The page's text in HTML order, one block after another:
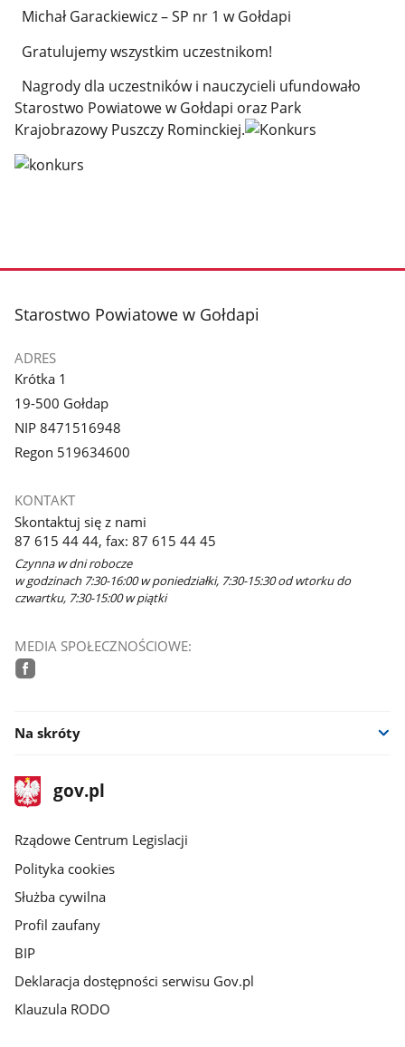
Michał Garackiewicz – SP nr 1 w Gołdapi
Gratulujemy wszystkim uczestnikom!
Nagrody dla uczestników i nauczycieli ufundowało
Starostwo Powiatowe w Gołdapi oraz Park
Krajobrazowy Puszczy Rominckiej.
stopka
Starostwo Powiatowe w Gołdapi
ADRES
Krótka 1
19-500 Gołdap
NIP 8471516948
Regon 519634600
KONTAKT
Skontaktuj się z nami
87 615 44 44, fax: 87 615 44 45
Czynna w dni robocze
w godzinach 7:30-16:00 w poniedziałki, 7:30-15:30 od wtorku do
czwartku, 7:30-15:00 w piątki
MEDIA SPOŁECZNOŚCIOWE:
Na skróty
stopka
gov.plStrona
gov.pl
Rządowe Centrum Legislacji
Polityka cookies
Służba cywilna
Profil zaufany
BIP
Deklaracja dostępności serwisu Gov.pl
Klauzula RODO